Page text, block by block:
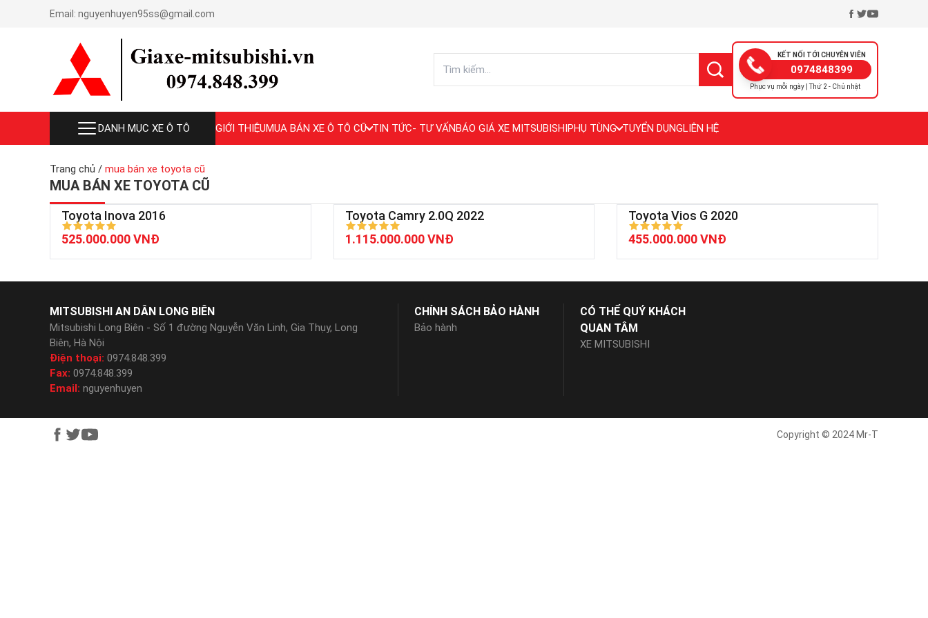
Email: nguyenhuyen95ss@gmail.com
KẾT NỐI TỚI CHUYÊN VIÊN
0974848399
Phục vụ mỗi ngày | Thứ 2 - Chủ nhật
DANH MỤC XE Ô TÔ GIỚI THIỆUMUA BÁN XE Ô TÔ CŨ TIN TỨC- TƯ VẤNBÁO GIÁ XE MITSUBISHIPHỤ TÙNG TUYỂN DỤNGLIÊN HỆ
Trang chủ / mua bán xe toyota cũ
MUA BÁN XE TOYOTA CŨ
Toyota Inova 2016
525.000.000 VNĐ
Toyota Camry 2.0Q 2022
1.115.000.000 VNĐ
Toyota Vios G 2020
455.000.000 VNĐ
MITSUBISHI AN DÂN LONG BIÊN
Mitsubishi Long Biên - Số 1 đường Nguyễn Văn Linh, Gia Thụy, Long
Biên, Hà Nội
Điện thoại: 0974.848.399
Fax: 0974.848.399
Email: nguyenhuyen
CHÍNH SÁCH BẢO HÀNH
Bảo hành
CÓ THỂ QUÝ KHÁCH
QUAN TÂM
XE MITSUBISHI
Copyright © 2024 Mr-T